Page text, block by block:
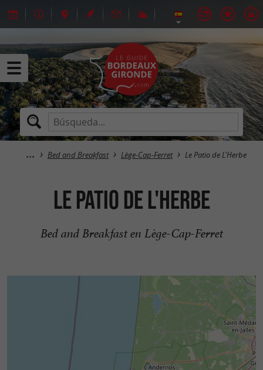
Bed and Breakfast Lège-Cap-Ferret Le Patio de L'Herbe
Le Patio de L'Herbe
Bed and Breakfast en Lège-Cap-Ferret